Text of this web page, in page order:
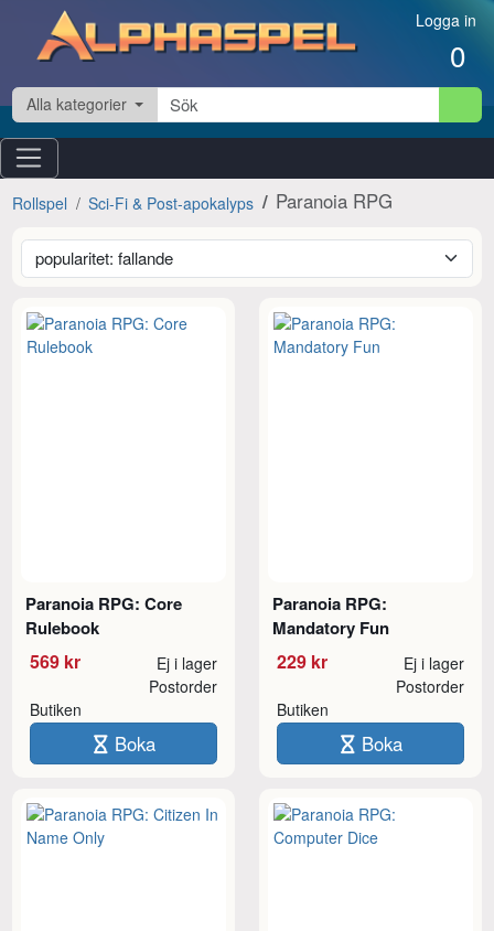
Hoppa till innehåll Logga in
0
Alla kategorier
Rollspel Sci-Fi & Post-apokalyps Paranoia RPG
Paranoia RPG: Core
Rulebook
569 kr Ej i lager
Butiken
Postorder
Boka
Paranoia RPG:
Mandatory Fun
229 kr Ej i lager
Butiken
Postorder
Boka